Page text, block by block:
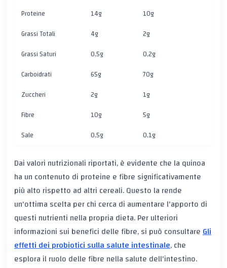
Proteine
14g
10g
Grassi Totali
4g
2g
Grassi Saturi
0,5g
0,2g
Carboidrati
65g
70g
Zuccheri
2g
1g
Fibre
10g
5g
Sale
0,5g 0,1g
Dai valori nutrizionali riportati, è evidente che la quinoa
ha un contenuto di proteine e fibre significativamente
più alto rispetto ad altri cereali. Questo la rende
un'ottima scelta per chi cerca di aumentare l'apporto di
questi nutrienti nella propria dieta. Per ulteriori
informazioni sui benefici delle fibre, si può consultareGli
effetti dei probiotici sulla salute intestinale, che
esplora il ruolo delle fibre nella salute dell'intestino.